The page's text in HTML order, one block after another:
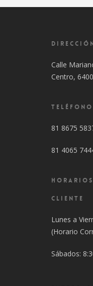
Calle
Centro,
81 8675
81 4065
CLIENTE
Lunes a
(Horario
Sábados: